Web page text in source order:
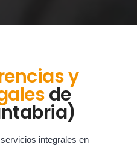
y
de
integrales en